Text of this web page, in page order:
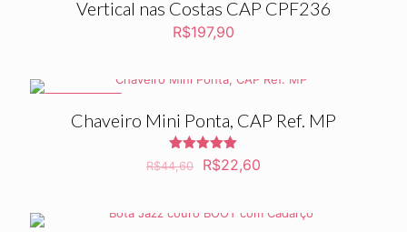
Vertical nas Costas CAP CPF236
R$197,90
Chaveiro Mini Ponta, CAP Ref. MP
Avaliação
5.00
R$44,60
O
era:
R$22,60
é: